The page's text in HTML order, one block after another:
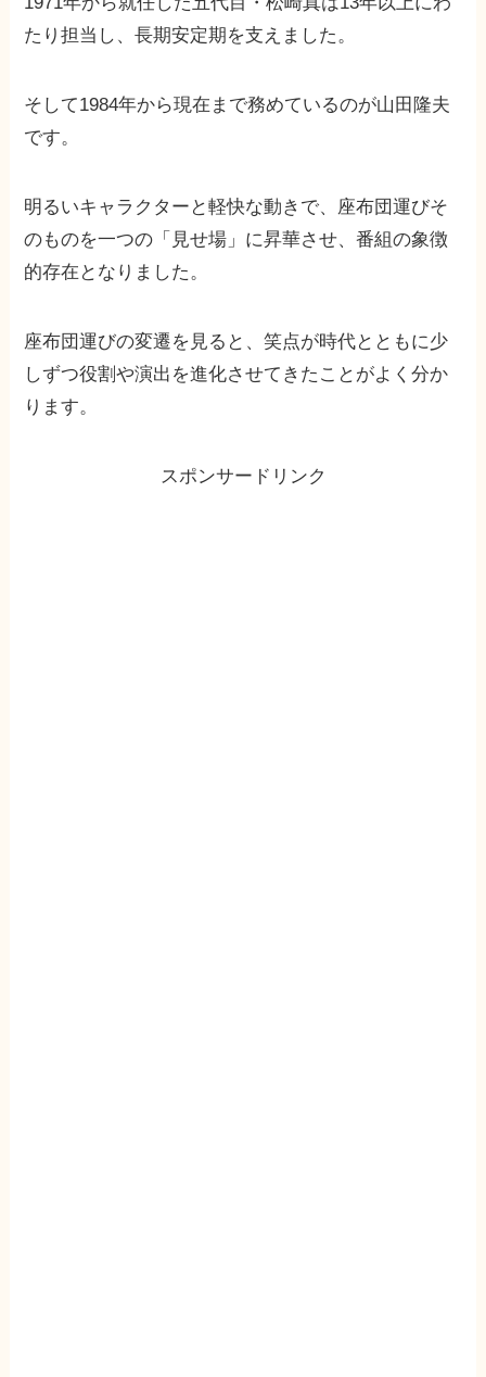
たり担当し、長期安定期を支えました。
そして1984年から現在まで務めているのが山田隆夫
です。
明るいキャラクターと軽快な動きで、座布団運びそ
のものを一つの「見せ場」に昇華させ、番組の象徴
的存在となりました。
座布団運びの変遷を見ると、笑点が時代とともに少
しずつ役割や演出を進化させてきたことがよく分か
ります。
スポンサードリンク